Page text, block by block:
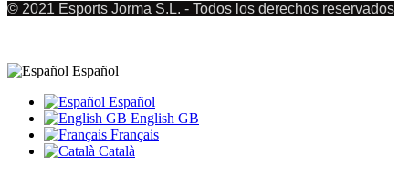
© 2021 Esports Jorma S.L. - Todos los derechos reservados
Español
Español
English GB
Français
Català